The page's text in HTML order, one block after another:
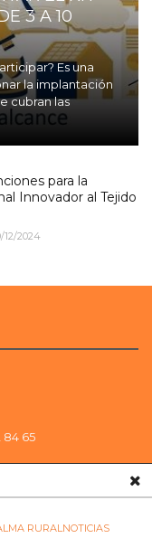
RURALNOTICIAS
3 A 10
Es una
la implantación
cubran las
para la
Innovador al Tejido
12/2024
84 65